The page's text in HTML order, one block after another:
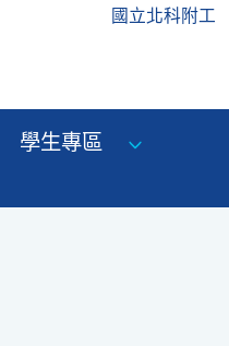
國立北科附工
學生專區